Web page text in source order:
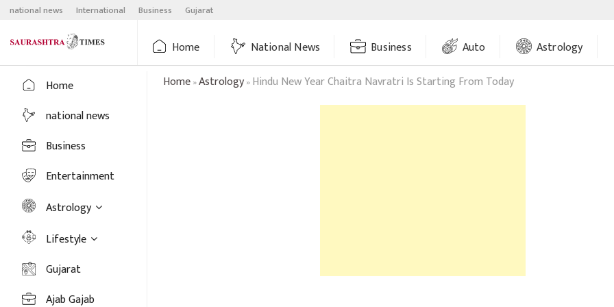
Skip
content
national news International Business Gujarat
Home National News Business Auto Astrology
Home
national news
Business
Entertainment
Astrology
Lifestyle
Gujarat
Ajab Gajab
Home»Astrology»Hindu New Year Chaitra Navratri Is Starting From Today